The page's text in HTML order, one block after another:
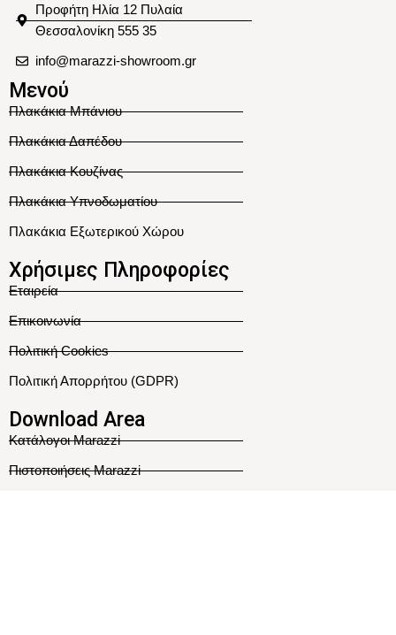
Προφήτη Ηλία 12 Πυλαία
Θεσσαλονίκη 555 35
info@marazzi-showroom.gr
Μενού
Πλακάκια Μπάνιου
Πλακάκια Δαπέδου
Πλακάκια Κουζίνας
Πλακάκια Υπνοδωματίου
Πλακάκια Εξωτερικού Χώρου
Χρήσιμες Πληροφορίες
Εταιρεία
Επικοινωνία
Πολιτική Cookies
Πολιτική Απορρήτου (GDPR)
Download Area
Κατάλογοι Marazzi
Πιστοποιήσεις Marazzi